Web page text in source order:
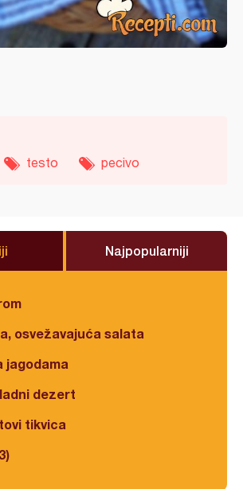
testo pecivo
Najpopularniji
osvežavajuća salata
jagodama
dezert
tikvica